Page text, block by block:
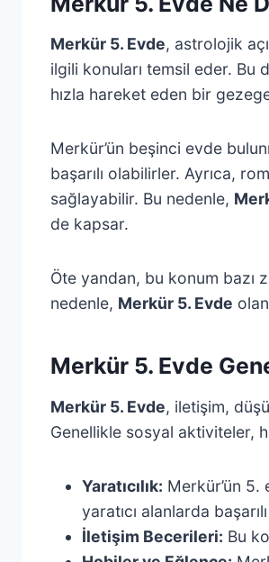
Merkür 5. Evde, astrolojik
ilgili konuları temsil eder. Bu
hızla hareket eden bir
Merkür’ün beşinci evde
başarılı olabilirler. Ayrıca,
sağlayabilir. Bu nedenle,
de kapsar.
Öte yandan, bu konum bazı
nedenle, Merkür 5. Evde
Merkür 5. Evde
Merkür 5. Evde, iletişim,
Genellikle sosyal aktiviteler,
Yaratıcılık: Merkür’ün 5.
yaratıcı alanlarda
İletişim Becerileri: Bu